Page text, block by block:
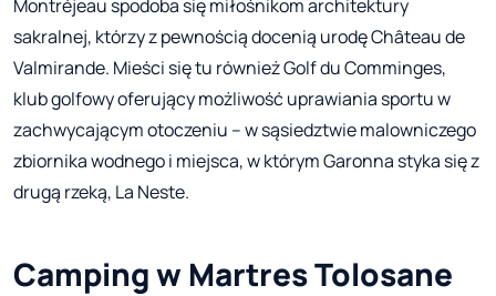
Montréjeau spodoba się miłośnikom architektury
sakralnej, którzy z pewnością docenią urodę Château de
Valmirande. Mieści się tu również Golf du Comminges,
klub golfowy oferujący możliwość uprawiania sportu w
zachwycającym otoczeniu – w sąsiedztwie malowniczego
zbiornika wodnego i miejsca, w którym Garonna styka się z
drugą rzeką, La Neste.
Camping w Martres Tolosane